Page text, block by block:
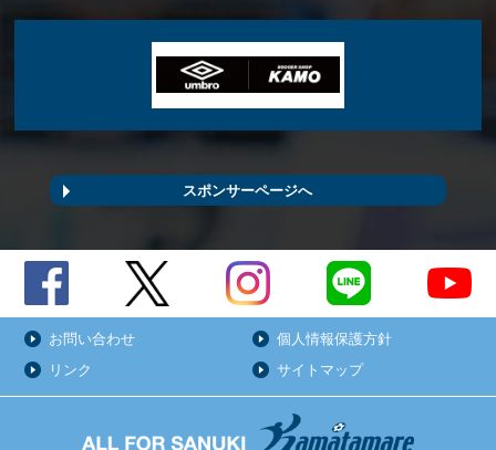
スポンサーページへ
お問い合わせ
個人情報保護方針
リンク
サイトマップ